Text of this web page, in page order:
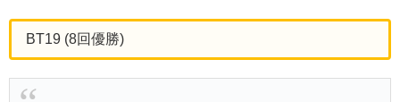
BT19 (8回優勝)